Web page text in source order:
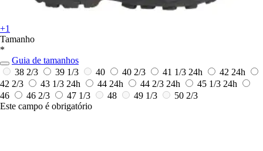
+1
Tamanho
*
Guia de tamanhos
38 2/3
39 1/3 40 40 2/3 41 1/3 24h 42 24h
42 2/3
43 1/3 24h 44 24h 44 2/3 24h 45 1/3 24h
46
46 2/3 47 1/3 48 49 1/3
50 2/3
Este campo é obrigatório